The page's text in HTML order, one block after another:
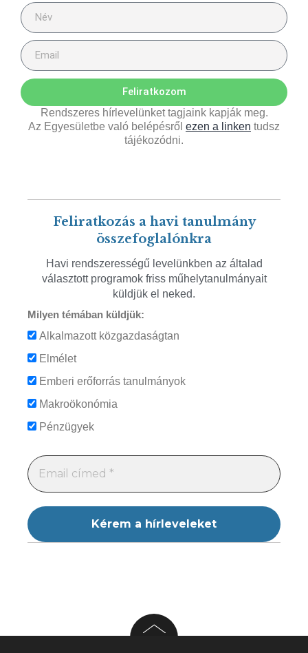
Feliratkozom
Rendszeres hírlevelünket tagjaink kapják meg.
Az Egyesületbe való belépésről ezen a linken tudsz
tájékozódni.
Feliratkozás a havi tanulmány
összefoglalónkra
Havi rendszerességű levelünkben az általad
választott programok friss műhelytanulmányait
küldjük el neked.
Milyen témában küldjük:
Alkalmazott közgazdaságtan
Elmélet
Emberi erőforrás tanulmányok
Makroökonómia
Pénzügyek